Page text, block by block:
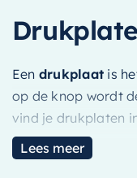
Een drukplaat is
op de knop wordt
vind je drukplaten
samen.
Lees meer